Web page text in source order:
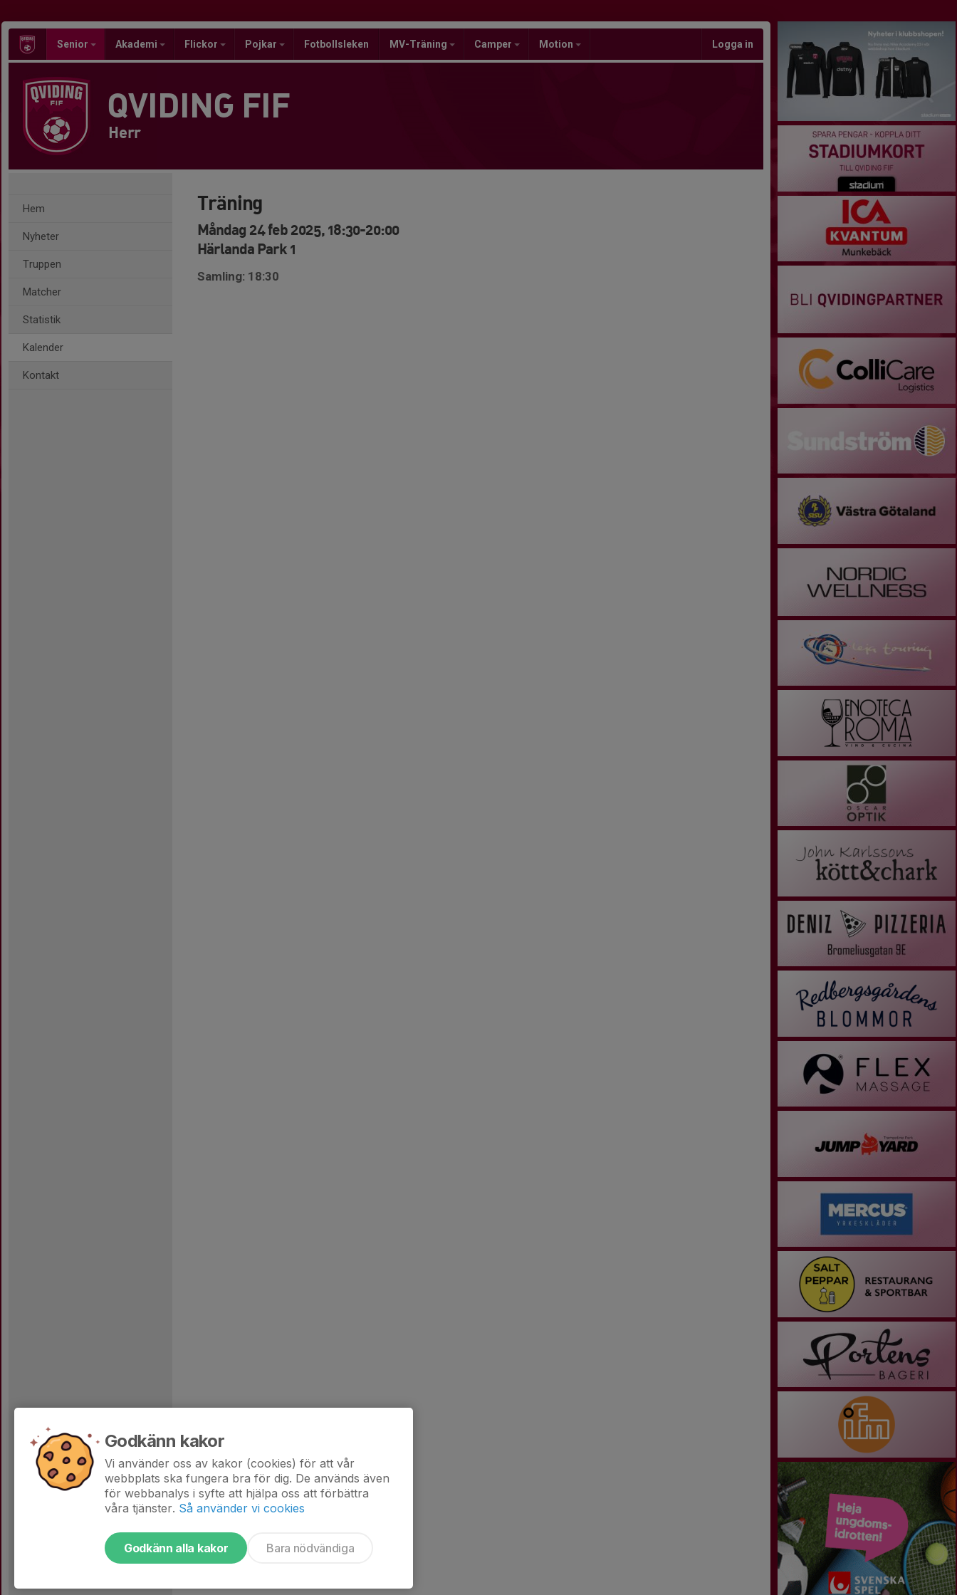
Senior Akademi Flickor Pojkar Fotbollsleken MV-Träning Camper Motion Logga in
QVIDING FIF
Herr
Hem
Nyheter
Truppen
Matcher
Statistik
Kalender
Kontakt
Träning
Måndag 24 feb 2025, 18:30-20:00
Härlanda Park 1
Samling: 18:30
Godkänn kakor
Vi använder oss av kakor (cookies) för att vår
webbplats ska fungera bra för dig. De används även
för webbanalys i syfte att hjälpa oss att förbättra
våra tjänster. Så använder vi cookies
Godkänn alla kakor Bara nödvändiga